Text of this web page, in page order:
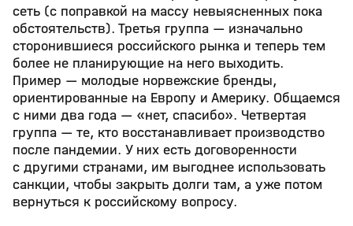
сеть (с поправкой на массу невыясненных пока
обстоятельств). Третья группа — изначально
сторонившиеся российского рынка и теперь тем
более не планирующие на него выходить.
Пример — молодые норвежские бренды,
ориентированные на Европу и Америку. Общаемся
с ними два года — «нет, спасибо». Четвертая
группа — те, кто восстанавливает производство
после пандемии. У них есть договоренности
с другими странами, им выгоднее использовать
санкции, чтобы закрыть долги там, а уже потом
вернуться к российскому вопросу.